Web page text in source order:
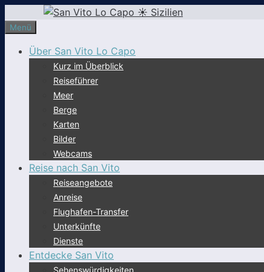
Inhalt
Menü
Über San Vito Lo Capo
Kurz im Überblick
Reiseführer
Meer
Berge
Karten
Bilder
Webcams
Reise nach San Vito
Reiseangebote
Anreise
Flughafen-Transfer
Unterkünfte
Dienste
Entdecke San Vito
Sehenswürdigkeiten